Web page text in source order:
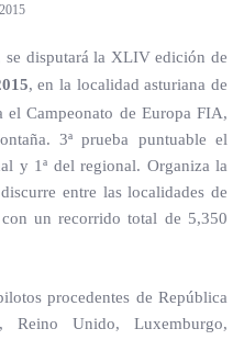
disputará la XLIV edición de
, en la localidad asturiana de
el Campeonato de Europa FIA,
3ª prueba puntuable el
y 1ª del regional. Organiza la
entre las localidades de
un recorrido total de 5,350
procedentes de República
Reino Unido, Luxemburgo,